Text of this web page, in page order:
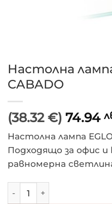
Настолна
CABADO
(38.32 €) 74.94
Настолна лампа
Подходящо за офис и
равномерна